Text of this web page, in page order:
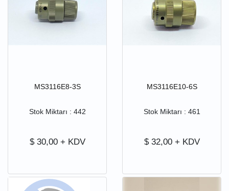
MS3116E8-3S
Stok Miktarı : 442
$ 30,00+ KDV
MS3116E10-6S
Stok Miktarı : 461
$ 32,00+ KDV